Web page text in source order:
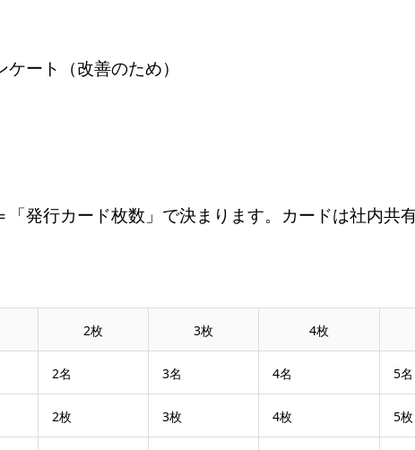
ート（改善のため）
「発行カード枚数」で決まります。カードは社内共
2枚 3枚 4枚
2名 3名 4名 5名
2枚 3枚 4枚 5枚